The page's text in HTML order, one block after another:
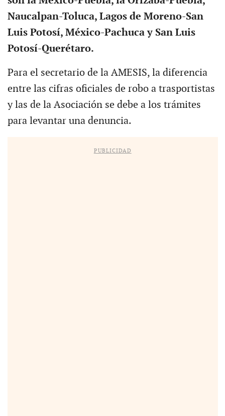
Naucalpan-Toluca, Lagos de Moreno-San
Luis Potosí, México-Pachuca y San Luis
Potosí-Querétaro.
Para el secretario de la AMESIS, la diferencia
entre las cifras oficiales de robo a trasportistas
y las de la Asociación se debe a los trámites
para levantar una denuncia.
PUBLICIDAD